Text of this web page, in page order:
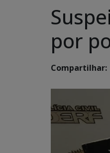
por
Compartilhar: